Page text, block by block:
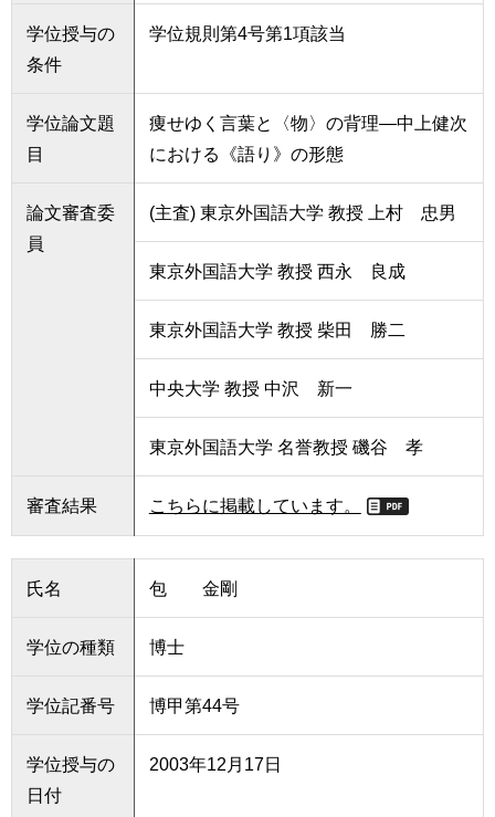
会
連
試
報
寄
わ
せ
通
ク
イ
ト
マ
生
の
一
般・
の
方
学位授与の
条件
学位規則第4号第1項該当
学位論文題
目
痩せゆく言葉と〈物〉の背理―中上健次
における《語り》の形態
論文審査委
員
(主査) 東京外国語大学 教授 上村 忠男
東京外国語大学 教授 西永 良成
東京外国語大学 教授 柴田 勝二
中央大学 教授 中沢 新一
東京外国語大学 名誉教授 磯谷 孝
審査結果 こちらに掲載しています。
氏名 包 金剛
学位の種類 博士
学位記番号 博甲第44号
学位授与の
日付
2003年12月17日